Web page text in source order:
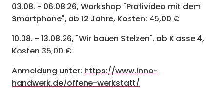
03.08. - 06.08.26, Workshop "Profivideo mit dem
Smartphone", ab 12 Jahre, Kosten: 45,00 €
10.08. - 13.08.26, "Wir bauen Stelzen", ab Klasse 4,
Kosten 35,00 €
Anmeldung unter: https://www.inno-
handwerk.de/offene-werkstatt/